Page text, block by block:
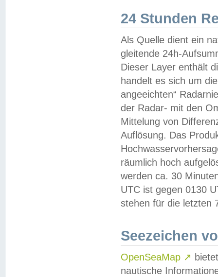
24 Stunden
Als Quelle dient ein
gleitende 24h-
Dieser Layer enthält
handelt es sich um
angeeichten“
der Radar- mit den
Mittelung von
Auflösung. Das
räumlich hoch
werden ca. 30
UTC ist gegen 0130
stehen für die letzten
Seezeichen
OpenSeaMap ↗
nautische